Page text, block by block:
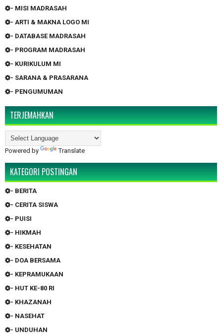
- MISI MADRASAH
- ARTI & MAKNA LOGO MI
- DATABASE MADRASAH
- PROGRAM MADRASAH
- KURIKULUM MI
- SARANA & PRASARANA
- PENGUMUMAN
TERJEMAHKAN
Powered by Translate
KATEGORI POSTINGAN
- BERITA
- CERITA SISWA
- PUISI
- HIKMAH
- KESEHATAN
- DOA BERSAMA
- KEPRAMUKAAN
- HUT KE-80 RI
- KHAZANAH
- NASEHAT
- UNDUHAN